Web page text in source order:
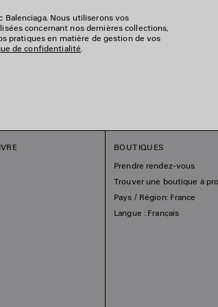
Nous utiliserons vos
concernant nos dernières collections,
pratiques en matière de gestion de vos
de confidentialité.
BOUTIQUES
Prendre rendez-vous
Trouver une boutique à
Pays / Région: France
Langue : Français